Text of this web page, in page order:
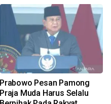
Prabowo Pesan Pamong
Praja Muda Harus Selalu